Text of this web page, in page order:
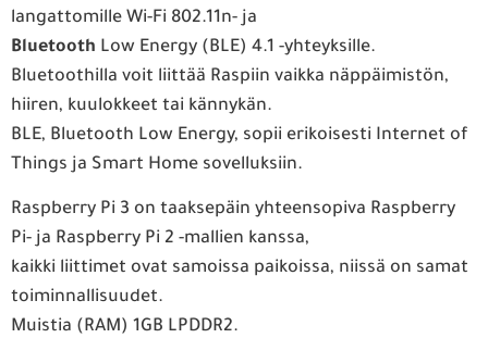
langattomille Wi-Fi 802.11n- ja
Bluetooth Low Energy (BLE) 4.1 -yhteyksille.
Bluetoothilla voit liittää Raspiin vaikka näppäimistön,
hiiren, kuulokkeet tai kännykän.
BLE, Bluetooth Low Energy, sopii erikoisesti Internet of
Things ja Smart Home sovelluksiin.
Raspberry Pi 3 on taaksepäin yhteensopiva Raspberry
Pi- ja Raspberry Pi 2 -mallien kanssa,
kaikki liittimet ovat samoissa paikoissa, niissä on samat
toiminnallisuudet.
Muistia (RAM) 1GB LPDDR2.